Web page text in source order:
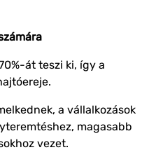
át teszi ki, így a
a vállalkozások
magasabb
vezet.